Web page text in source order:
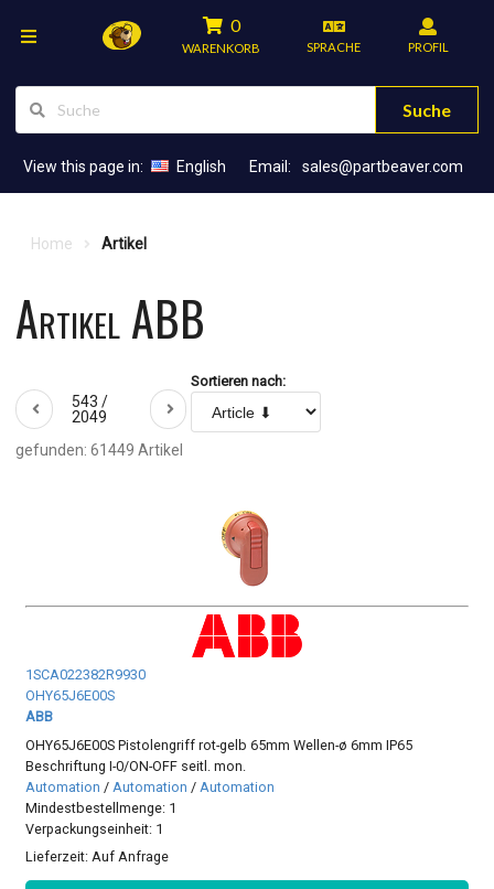
0
WARENKORB SPRACHE PROFIL
Suche
View this page in: English Email: sales@partbeaver.com
Home Artikel
Artikel ABB
543 /
2049
Sortieren nach:
gefunden: 61449 Artikel
1SCA022382R9930
OHY65J6E00S
ABB
OHY65J6E00S Pistolengriff rot-gelb 65mm Wellen-ø 6mm IP65
Beschriftung I-0/ON-OFF seitl. mon.
Automation / Automation / Automation
Mindestbestellmenge: 1
Verpackungseinheit: 1
Lieferzeit: Auf Anfrage